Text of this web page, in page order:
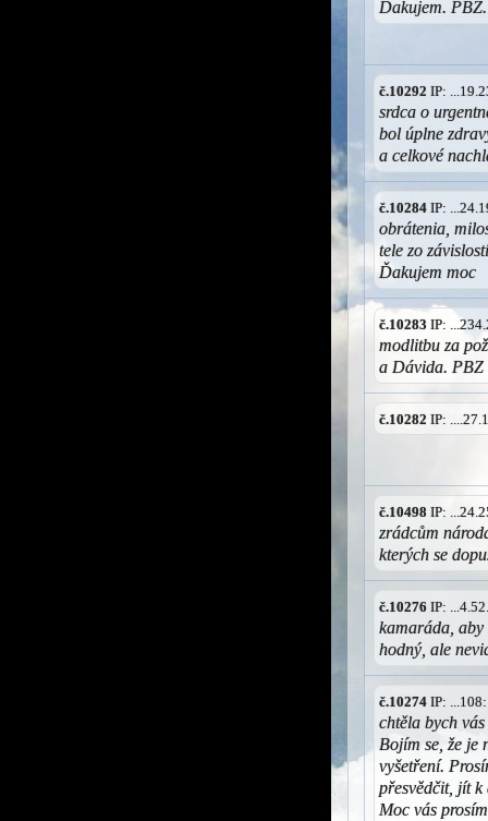
Dakujem. PBZ.
č.10292 IP:
srdca o
bol úplne
a celkové
č.10284 IP:
obrátenia,
tele zo
Ďakujem moc
č.10283 IP:
modlitbu za
a Dávida. PBZ
č.10282 IP:
č.10498 IP:
zrádcům
kterých se
č.10276 IP:
kamaráda, aby
hodný, ale
č.10274 IP:
chtěla bych
Bojím se, že je
vyšetření.
přesvědčit, jít k
Moc vás